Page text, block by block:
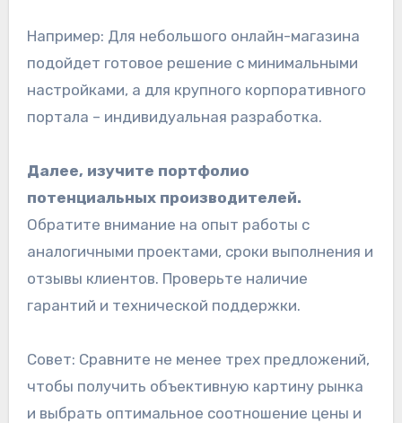
Например: Для небольшого онлайн-магазина
подойдет готовое решение с минимальными
настройками, а для крупного корпоративного
портала – индивидуальная разработка.
Далее, изучите портфолио
потенциальных производителей.
Обратите внимание на опыт работы с
аналогичными проектами, сроки выполнения и
отзывы клиентов. Проверьте наличие
гарантий и технической поддержки.
Совет: Сравните не менее трех предложений,
чтобы получить объективную картину рынка
и выбрать оптимальное соотношение цены и